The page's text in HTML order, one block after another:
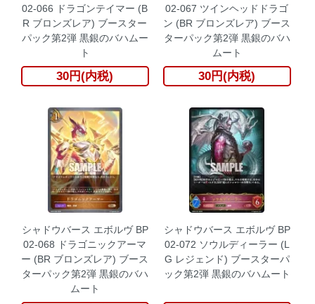
02-066 ドラゴンテイマー (B
R ブロンズレア) ブースター
パック第2弾 黒銀のバハムー
ト
30円(内税)
02-067 ツインヘッドドラゴ
ン (BR ブロンズレア) ブース
ターパック第2弾 黒銀のバハ
ムート
30円(内税)
シャドウバース エボルヴ BP
02-068 ドラゴニックアーマ
ー (BR ブロンズレア) ブース
ターパック第2弾 黒銀のバハ
ムート
シャドウバース エボルヴ BP
02-072 ソウルディーラー (L
G レジェンド) ブースターパ
ック第2弾 黒銀のバハムート